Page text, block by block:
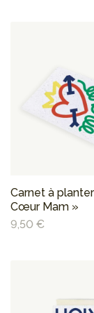
Carnet à
Cœur Mam »
9,50 €